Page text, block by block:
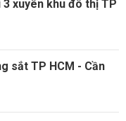
xuyên khu đô thị TP
sắt TP HCM - Cần